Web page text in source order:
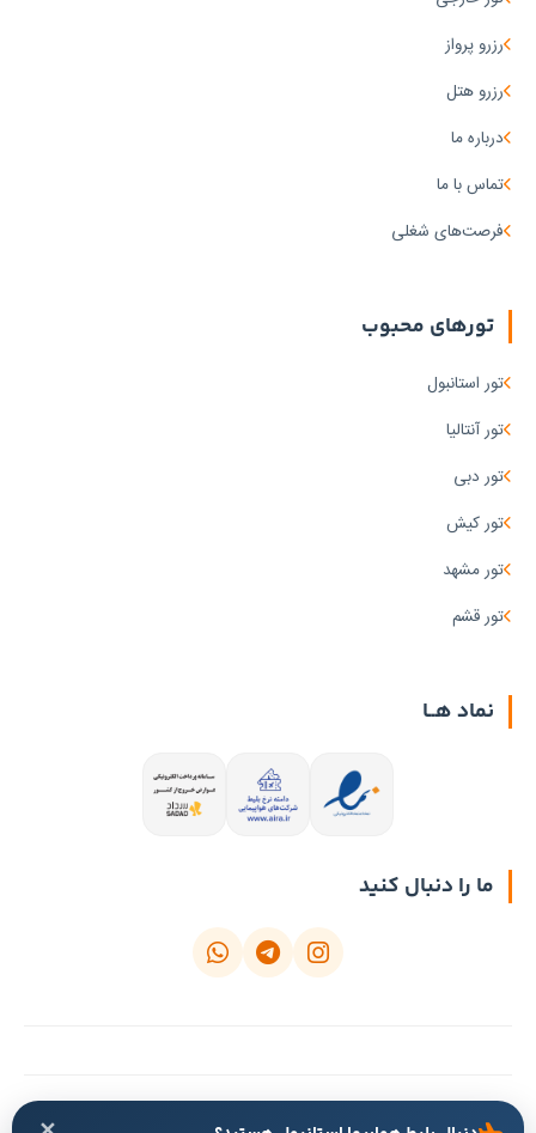
رزرو پرواز
رزرو هتل
درباره ما
تماس با ما
فرصت‌های شغلی
تورهای محبوب
تور استانبول
تور آنتالیا
تور دبی
تور کیش
تور مشهد
تور قشم
نماد هــا
ما را دنبال کنید